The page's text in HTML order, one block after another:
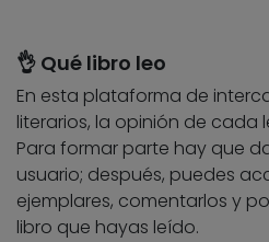
👌 Qué libro leo
En esta plataforma de
literarios, la opinión de cada
Para formar parte hay que
usuario; después, puedes
ejemplares, comentarlos y
libro que hayas leído.